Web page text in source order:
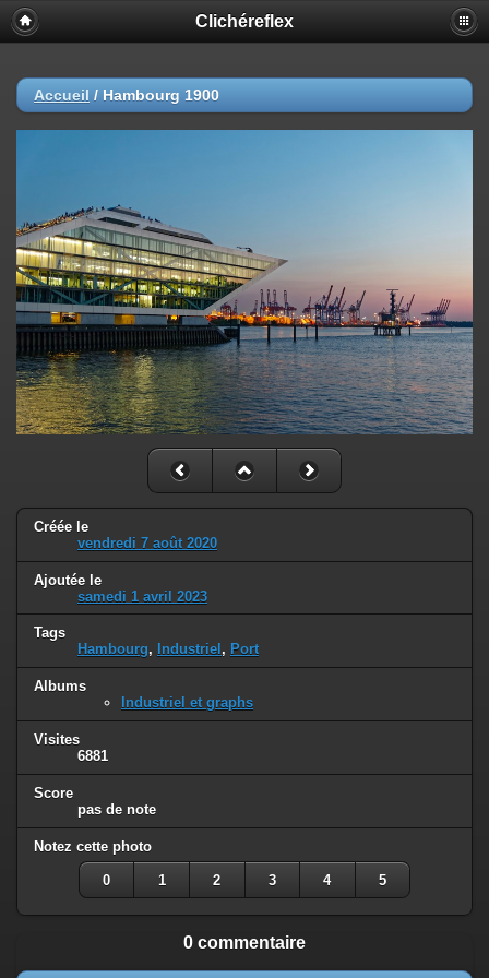
Clichéreflex
Accueil / Hambourg 1900
Créée le
vendredi 7 août 2020
Ajoutée le
samedi 1 avril 2023
Tags
Hambourg, Industriel , Port
Albums
Industriel et graphs
Visites
6881
Score
pas de note
Notez cette photo
0 1 2 3 4 5
0 commentaire